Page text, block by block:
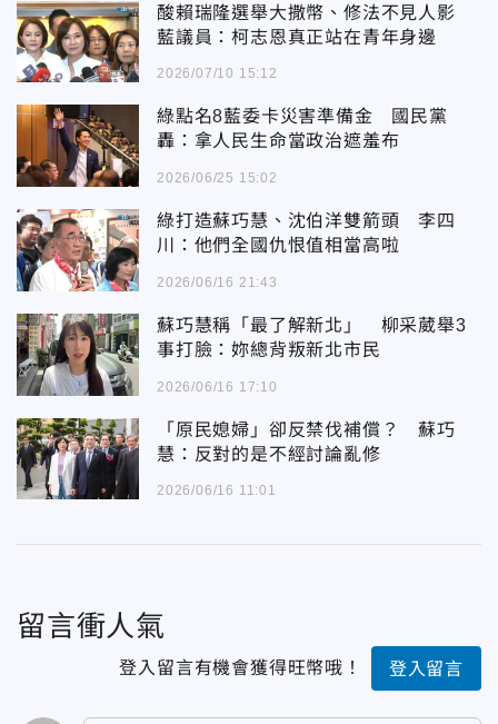
酸賴瑞隆選舉大撒幣、修法不見人影
藍議員：柯志恩真正站在青年身邊
2026/07/10 15:12
綠點名8藍委卡災害準備金 國民黨
轟：拿人民生命當政治遮羞布
2026/06/25 15:02
綠打造蘇巧慧、沈伯洋雙箭頭 李四
川：他們全國仇恨值相當高啦
2026/06/16 21:43
蘇巧慧稱「最了解新北」 柳采葳舉3
事打臉：妳總背叛新北市民
2026/06/16 17:10
「原民媳婦」卻反禁伐補償？ 蘇巧
慧：反對的是不經討論亂修
2026/06/16 11:01
留言衝人氣
登入留言有機會獲得旺幣哦！ 登入留言